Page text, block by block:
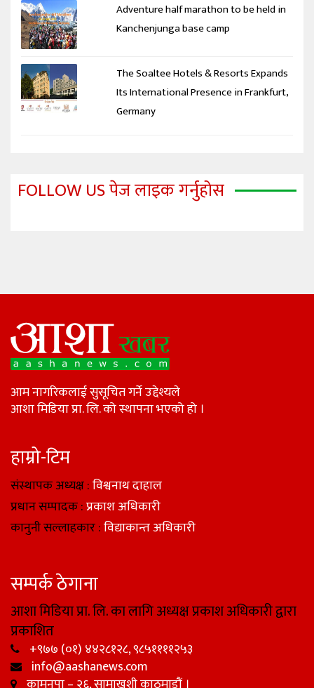
Adventure half marathon to be held in
Kanchenjunga base camp
The Soaltee Hotels & Resorts Expands
Its International Presence in Frankfurt,
Germany
FOLLOW US पेज लाइक गर्नुहोस
आम नागरिकलाई सुसूचित गर्ने उद्देश्यले
आशा मिडिया प्रा. लि. को स्थापना भएको हो ।
हाम्रो-टिम
संस्थापक अध्यक्ष :विश्वनाथ दाहाल
प्रधान सम्पादक :प्रकाश अधिकारी
कानुनी सल्लाहकार :विद्याकान्त अधिकारी
सम्पर्क ठेगाना
आशा मिडिया प्रा. लि. का लागि अध्यक्ष प्रकाश अधिकारी द्वारा
प्रकाशित
+९७७ (०१) ४४२८१२८, ९८५११११२५३
info@aashanews.com